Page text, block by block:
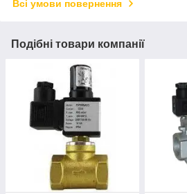
Всі умови повернення
Подібні товари компанії